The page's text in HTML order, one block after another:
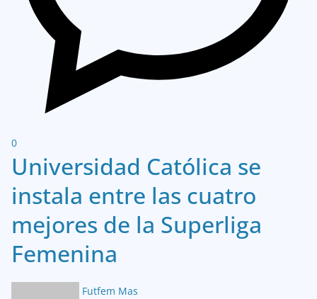
0
Universidad Católica se
instala entre las cuatro
mejores de la Superliga
Femenina
Futfem Mas